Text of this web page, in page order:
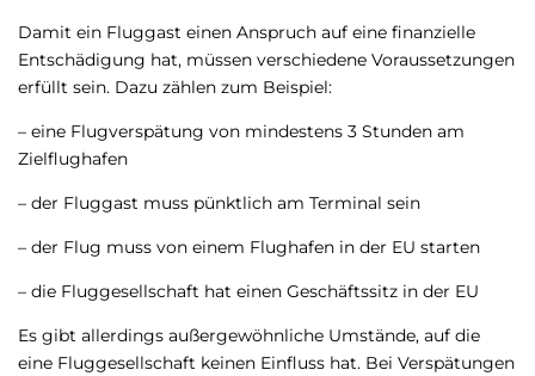
Damit ein Fluggast einen Anspruch auf eine finanzielle
Entschädigung hat, müssen verschiedene Voraussetzungen
erfüllt sein. Dazu zählen zum Beispiel:
– eine Flugverspätung von mindestens 3 Stunden am
Zielflughafen
– der Fluggast muss pünktlich am Terminal sein
– der Flug muss von einem Flughafen in der EU starten
– die Fluggesellschaft hat einen Geschäftssitz in der EU
Es gibt allerdings außergewöhnliche Umstände, auf die
eine Fluggesellschaft keinen Einfluss hat. Bei Verspätungen